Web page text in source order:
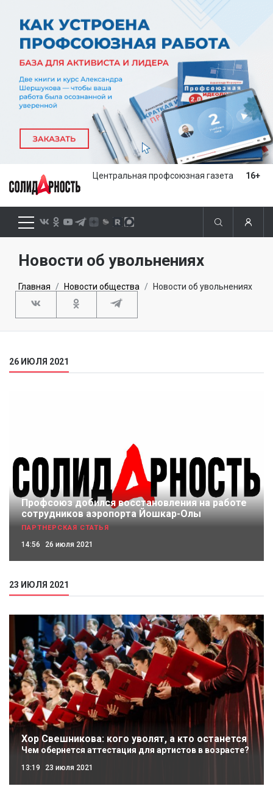
Центральная профсоюзная газета 16+
Новости об увольнениях
Главная Новости общества Новости об увольнениях
26 ИЮЛЯ 2021
Профсоюз добился восстановления на работе
сотрудников аэропорта Йошкар-Олы
ПАРТНЕРСКАЯ СТАТЬЯ
14:56 26 июля 2021
23 ИЮЛЯ 2021
Хор Свешникова: кого уволят, а кто останется
Чем обернется аттестация для артистов в возрасте?
13:19 23 июля 2021